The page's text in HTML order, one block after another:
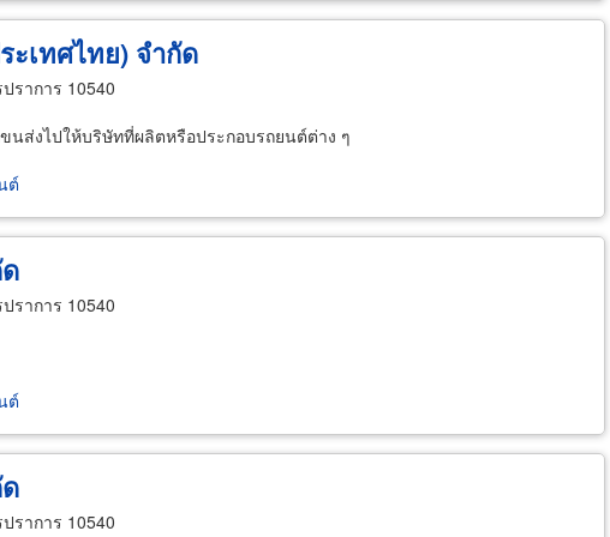
เทศไทย) จำกัด
ราการ 10540
นส่งไปให้บริษัทที่ผลิตหรือประกอบรถยนต์ต่าง ๆ
ต์
ราการ 10540
ต์
ราการ 10540